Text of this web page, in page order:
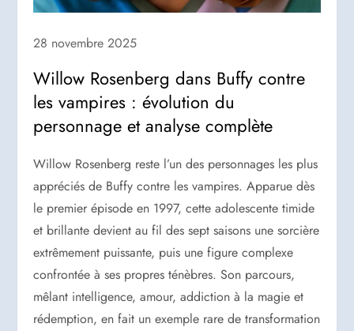
28 novembre 2025
Willow Rosenberg dans Buffy contre
les vampires : évolution du
personnage et analyse complète
Willow Rosenberg reste l’un des personnages les plus
appréciés de Buffy contre les vampires. Apparue dès
le premier épisode en 1997, cette adolescente timide
et brillante devient au fil des sept saisons une sorcière
extrêmement puissante, puis une figure complexe
confrontée à ses propres ténèbres. Son parcours,
mêlant intelligence, amour, addiction à la magie et
rédemption, en fait un exemple rare de transformation